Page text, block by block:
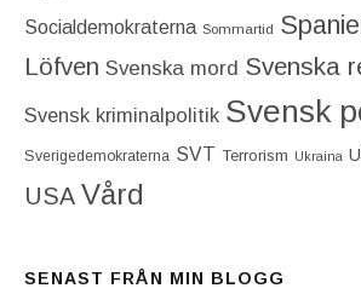
Socialdemokraterna Sommartid
Löfven Svenska mord Svenska
Svensk kriminalpolitik Svensk
Sverigedemokraterna SVT Terrorism Ukraina
USA Vård
SENAST FRÅN MIN BLOGG